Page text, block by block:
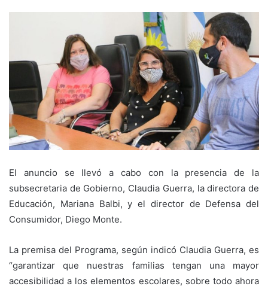
El anuncio se llevó a cabo con la presencia de la
subsecretaria de Gobierno, Claudia Guerra, la directora de
Educación, Mariana Balbi, y el director de Defensa del
Consumidor, Diego Monte.
La premisa del Programa, según indicó Claudia Guerra, es
“garantizar que nuestras familias tengan una mayor
accesibilidad a los elementos escolares, sobre todo ahora